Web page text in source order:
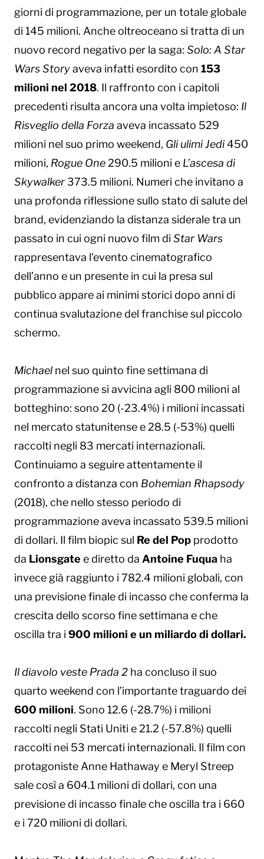
giorni di programmazione, per un totale globale
di 145 milioni. Anche oltreoceano si tratta di un
nuovo record negativo per la saga: Solo: A Star
Wars Storyaveva infatti esordito con 153
milioni nel 2018. Il raffronto con i capitoli
precedenti risulta ancora una volta impietoso: Il
Risveglio della Forza aveva incassato 529
milioni nel suo primo weekend, Gli ulimi Jedi450
milioni, Rogue One 290.5 milioni e L’ascesa di
Skywalker 373.5 milioni. Numeri che invitano a
una profonda riflessione sullo stato di salute del
brand, evidenziando la distanza siderale tra un
passato in cui ogni nuovo film di Star Wars
rappresentava l’evento cinematografico
dell’anno e un presente in cui la presa sul
pubblico appare ai minimi storici dopo anni di
continua svalutazione del franchise sul piccolo
schermo.
Michael nel suo quinto fine settimana di
programmazione si avvicina agli 800 milioni al
botteghino: sono 20 (-23.4%) i milioni incassati
nel mercato statunitense e 28.5 (-53%) quelli
raccolti negli 83 mercati internazionali.
Continuiamo a seguire attentamente il
confronto a distanza con Bohemian Rhapsody
(2018), che nello stesso periodo di
programmazione aveva incassato 539.5 milioni
di dollari. Il film biopic sul Re del Pop prodotto
da Lionsgate e diretto da Antoine Fuqua ha
invece già raggiunto i 782.4 milioni globali, con
una previsione finale di incasso che conferma la
crescita dello scorso fine settimana e che
oscilla tra i 900 milioni e un miliardo di dollari.
Il diavolo veste Prada 2 ha concluso il suo
quarto weekend con l’importante traguardo dei
600 milioni. Sono 12.6 (-28.7%) i milioni
raccolti negli Stati Uniti e 21.2 (-57.8%) quelli
raccolti nei 53 mercati internazionali. Il film con
protagoniste Anne Hathaway e Meryl Streep
sale così a 604.1 milioni di dollari, con una
previsione di incasso finale che oscilla tra i 660
e i 720 milioni di dollari.